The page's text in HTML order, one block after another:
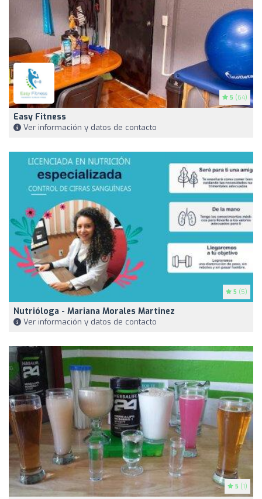
5 (64)
Easy Fitness
Ver información y datos de contacto
5 (5)
Nutrióloga - Mariana Morales Martinez
Ver información y datos de contacto
5 (1)